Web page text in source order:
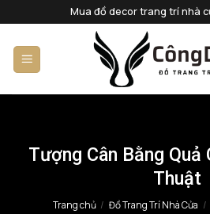
qua
nội
dung
Mua đồ decor trang trí nhà
Tượng Cân Bằng Quả
Thuật
Trang chủ / Đồ Trang Trí Nhà Cửa /